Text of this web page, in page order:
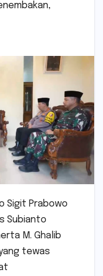
,
Sigit Prabowo
Subianto
M. Ghalib
tewas